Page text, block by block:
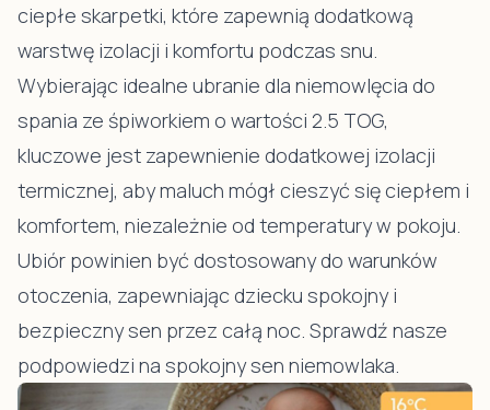
ciepłe skarpetki, które zapewnią dodatkową
warstwę izolacji i komfortu podczas snu.
Wybierając idealne ubranie dla niemowlęcia do
spania ze śpiworkiem o wartości 2.5 TOG,
kluczowe jest zapewnienie dodatkowej izolacji
termicznej, aby maluch mógł cieszyć się ciepłem i
komfortem, niezależnie od temperatury w pokoju.
Ubiór powinien być dostosowany do warunków
otoczenia, zapewniając dziecku spokojny i
bezpieczny sen przez całą noc. Sprawdź nasze
podpowiedzi na spokojny sen niemowlaka.